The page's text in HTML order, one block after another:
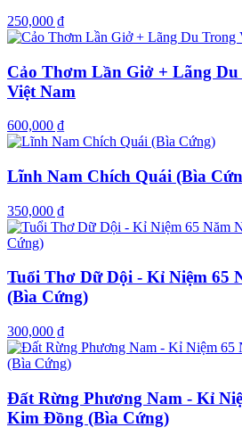
250,000 ₫
Cảo Thơm Lần Giở + Lãng
Việt Nam
600,000 ₫
Lĩnh Nam Chích Quái (Bìa
350,000 ₫
Tuổi Thơ Dữ Dội - Kỉ Niệm 65
(Bìa Cứng)
300,000 ₫
Đất Rừng Phương Nam - Kỉ
Kim Đồng (Bìa Cứng)